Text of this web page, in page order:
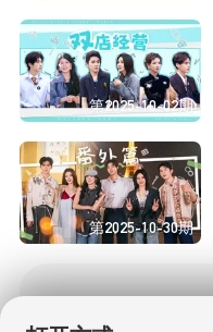
第2025-10-02期
第2025-10-30期